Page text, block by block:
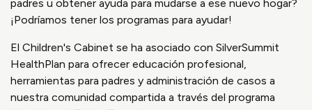
padres u obtener ayuda para mudarse a ese nuevo hogar?
¡Podríamos tener los programas para ayudar!
El Children's Cabinet se ha asociado con SilverSummit
HealthPlan para ofrecer educación profesional,
herramientas para padres y administración de casos a
nuestra comunidad compartida a través del programa